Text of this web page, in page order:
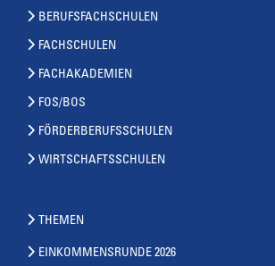
BERUFSFACHSCHULEN
FACHSCHULEN
FACHAKADEMIEN
FOS/BOS
FÖRDERBERUFSSCHULEN
WIRTSCHAFTSSCHULEN
THEMEN
EINKOMMENSRUNDE 2026